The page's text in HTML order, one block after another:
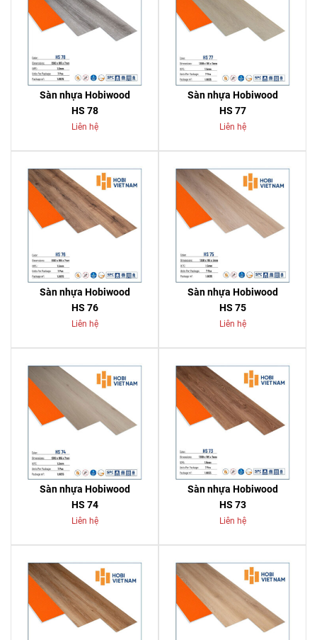
Sàn nhựa Hobiwood
HS 78
Liên hệ
Sàn nhựa Hobiwood
HS 77
Liên hệ
Sàn nhựa Hobiwood
HS 76
Liên hệ
Sàn nhựa Hobiwood
HS 75
Liên hệ
Sàn nhựa Hobiwood
HS 74
Liên hệ
Sàn nhựa Hobiwood
HS 73
Liên hệ